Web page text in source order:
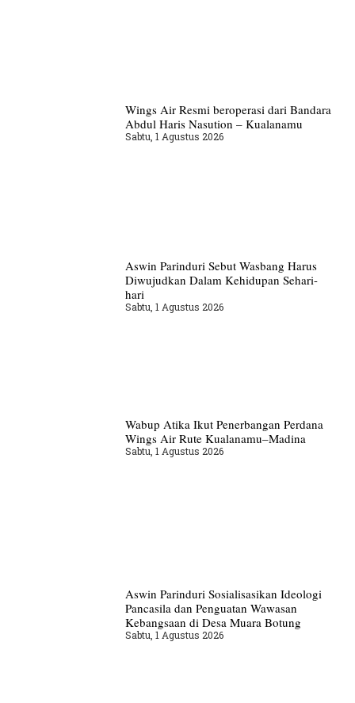
Wings Air Resmi beroperasi dari Bandara
Abdul Haris Nasution – Kualanamu
Sabtu, 1 Agustus 2026
Aswin Parinduri Sebut Wasbang Harus
Diwujudkan Dalam Kehidupan Sehari-
hari
Sabtu, 1 Agustus 2026
Wabup Atika Ikut Penerbangan Perdana
Wings Air Rute Kualanamu–Madina
Sabtu, 1 Agustus 2026
Aswin Parinduri Sosialisasikan Ideologi
Pancasila dan Penguatan Wawasan
Kebangsaan di Desa Muara Botung
Sabtu, 1 Agustus 2026